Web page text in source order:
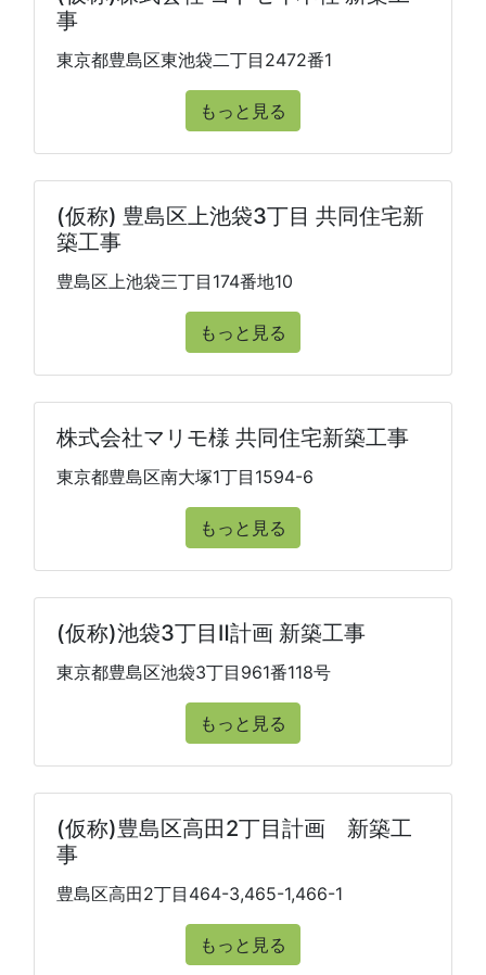
事
東京都豊島区東池袋二丁目2472番1
もっと見る
(仮称) 豊島区上池袋3丁目 共同住宅新
築工事
豊島区上池袋三丁目174番地10
もっと見る
株式会社マリモ様 共同住宅新築工事
東京都豊島区南大塚1丁目1594-6
もっと見る
(仮称)池袋3丁目Ⅱ計画 新築工事
東京都豊島区池袋3丁目961番118号
もっと見る
(仮称)豊島区高田2丁目計画 新築工
事
豊島区高田2丁目464-3,465-1,466-1
もっと見る